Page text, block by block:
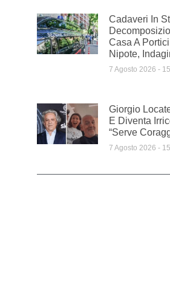
Cadaveri In
Casa A
Nipote,
7 Agosto 2026
Giorgio
E Diventa
“Serve
7 Agosto 2026